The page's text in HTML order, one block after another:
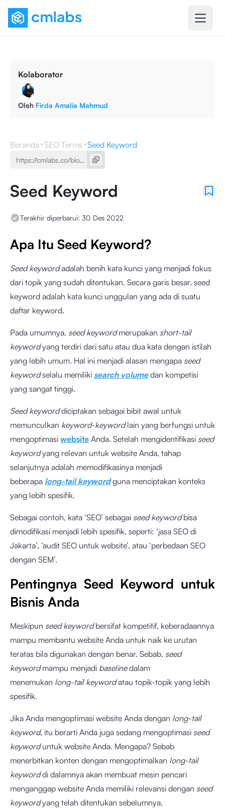
Kolaborator
Oleh Firda Amalia Mahmud
Beranda SEO Terms Seed Keyword
Seed Keyword
Terakhir diperbarui: 30 Des 2022
Apa Itu Seed Keyword?
Seed keywordadalah benih kata kunci yang menjadi fokus
dari topik yang sudah ditentukan. Secara garis besar, seed
keyword adalah kata kunci unggulan yang ada di suatu
daftar keyword.
Pada umumnya, seed keywordmerupakan short-tail
keywordyang terdiri dari satu atau dua kata dengan istilah
yang lebih umum. Hal ini menjadi alasan mengapa seed
keywordselalu memiliki search volumedan kompetisi
yang sangat tinggi.
Seed keyworddiciptakan sebagai bibit awal untuk
memunculkan keyword-keywordlain yang berfungsi untuk
mengoptimasi website Anda. Setelah mengidentifikasi seed
keywordyang relevan untuk website Anda, tahap
selanjutnya adalah memodifikasinya menjadi
beberapa long-tail keywordguna menciptakan konteks
yang lebih spesifik.
Sebagai contoh, kata ‘SEO’ sebagai seed keywordbisa
dimodifikasi menjadi lebih spesifik, seperti: ‘jasa SEO di
Jakarta’, ‘audit SEO untuk website’, atau ‘perbedaan SEO
dengan SEM’.
Pentingnya Seed Keyword untuk
Bisnis Anda
Meskipun seed keywordbersifat kompetitif, keberadaannya
mampu membantu website Anda untuk naik ke urutan
teratas bila digunakan dengan benar. Sebab, seed
keywordmampu menjadi baselinedalam
menemukan long-tail keywordatau topik-topik yang lebih
spesifik.
Jika Anda mengoptimasi website Anda dengan long-tail
keyword, itu berarti Anda juga sedang mengoptimasi seed
keyworduntuk website Anda. Mengapa? Sebab
menerbitkan konten dengan mengoptimalkan long-tail
keyworddi dalamnya akan membuat mesin pencari
menganggap website Anda memiliki relevansi dengan seed
keywordyang telah ditentukan sebelumnya.